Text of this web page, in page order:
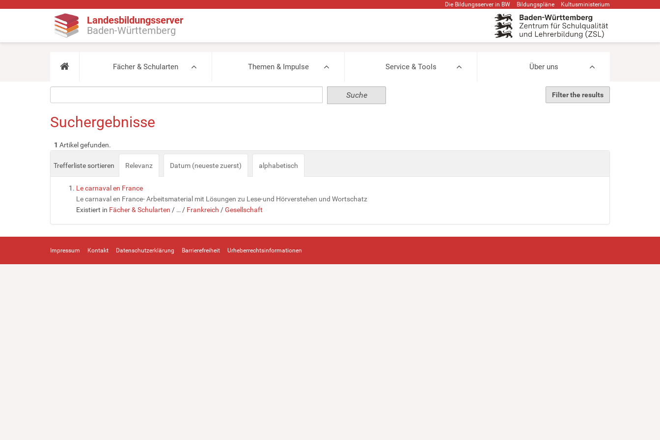
Die Bildungsserver in BW Bildungspläne Kultusministerium
Landesbildungsserver
Baden-Württemberg
Fächer & Schularten Themen & Impulse Service & Tools Über uns
Filter the results
Suchergebnisse
1 Artikel gefunden.
Trefferliste sortieren Relevanz Datum (neueste zuerst) alphabetisch
Le carnaval en France
Le carnaval en France- Arbeitsmaterial mit Lösungen zu Lese-und Hörverstehen und Wortschatz
Existiert in Fächer & Schularten / … / Frankreich /Gesellschaft
Impressum Kontakt Datenschutzerklärung Barrierefreiheit Urheberrechtsinformationen